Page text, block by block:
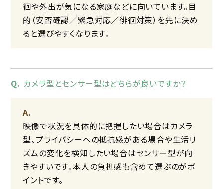
徊や外出が気になる家庭などに向いています。目
的（安否確認／緊急対応／徘徊対策）を先に決め
ると選びやすくなります。
カメラ型とセンサー型はどちらが良いですか？
映像で状況を具体的に把握したい場合はカメラ
型、プライバシーへの抵抗感がある場合や生活リ
ズムの変化を検知したい場合はセンサー型が向
きやすいです。本人の負担感も含めて選ぶのがポ
イントです。